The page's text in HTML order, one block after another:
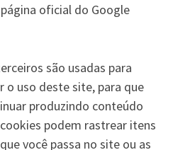
oficial do Google
são usadas para
o uso deste site, para que
produzindo conteúdo
podem rastrear itens
você passa no site ou as